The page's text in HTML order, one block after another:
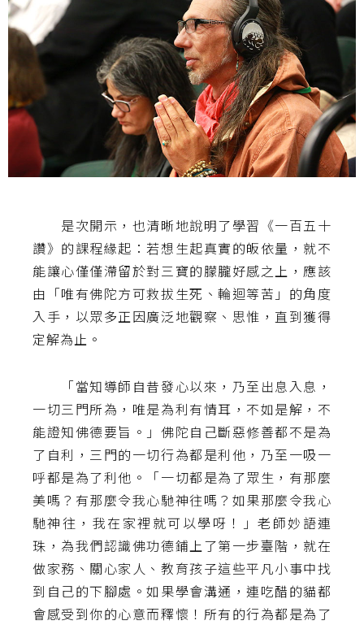
是次開示，也清晰地說明了學習《一百五十
讚》的課程緣起：若想生起真實的皈依量，就不
能讓心僅僅滯留於對三寶的朦朧好感之上，應該
由「唯有佛陀方可救拔生死、輪迴等苦」的角度
入手，以眾多正因廣泛地觀察、思惟，直到獲得
定解為止。
「當知導師自昔發心以來，乃至出息入息，
一切三門所為，唯是為利有情耳，不如是解，不
能證知佛德要旨。」佛陀自己斷惡修善都不是為
了自利，三門的一切行為都是利他，乃至一吸一
呼都是為了利他。「一切都是為了眾生，有那麼
美嗎？有那麼令我心馳神往嗎？如果那麼令我心
馳神往，我在家裡就可以學呀！」老師妙語連
珠，為我們認識佛功德鋪上了第一步臺階，就在
做家務、關心家人、教育孩子這些平凡小事中找
到自己的下腳處。如果學會溝通，連吃醋的貓都
會感受到你的心意而釋懷！所有的行為都是為了